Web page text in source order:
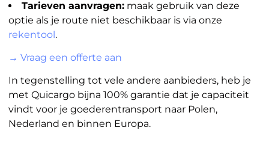
Tarieven aanvragen:maak gebruik van deze
optie als je route niet beschikbaar is via onze
rekentool.
→ Vraag een offerte aan
In tegenstelling tot vele andere aanbieders, heb je
met Quicargo bijna 100% garantie dat je capaciteit
vindt voor je goederentransport naar Polen,
Nederland en binnen Europa.